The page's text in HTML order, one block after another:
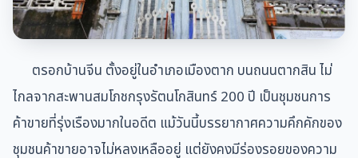
ตรอกบ้านจีน ตั้งอยู่ในอำเภอเมืองตาก บนถนนตากสิน ไม่
ไกลจากสะพานสมโภชกรุงรัตนโกสินทร์ 200 ปี เป็นชุมชนการ
ค้าขายที่รุ่งเรืองมากในอดีต แม้วันนี้บรรยากาศความคึกคักของ
ชุมชนค้าขายอาจไม่หลงเหลืออยู่ แต่ยังคงมีร่องรอยของความ